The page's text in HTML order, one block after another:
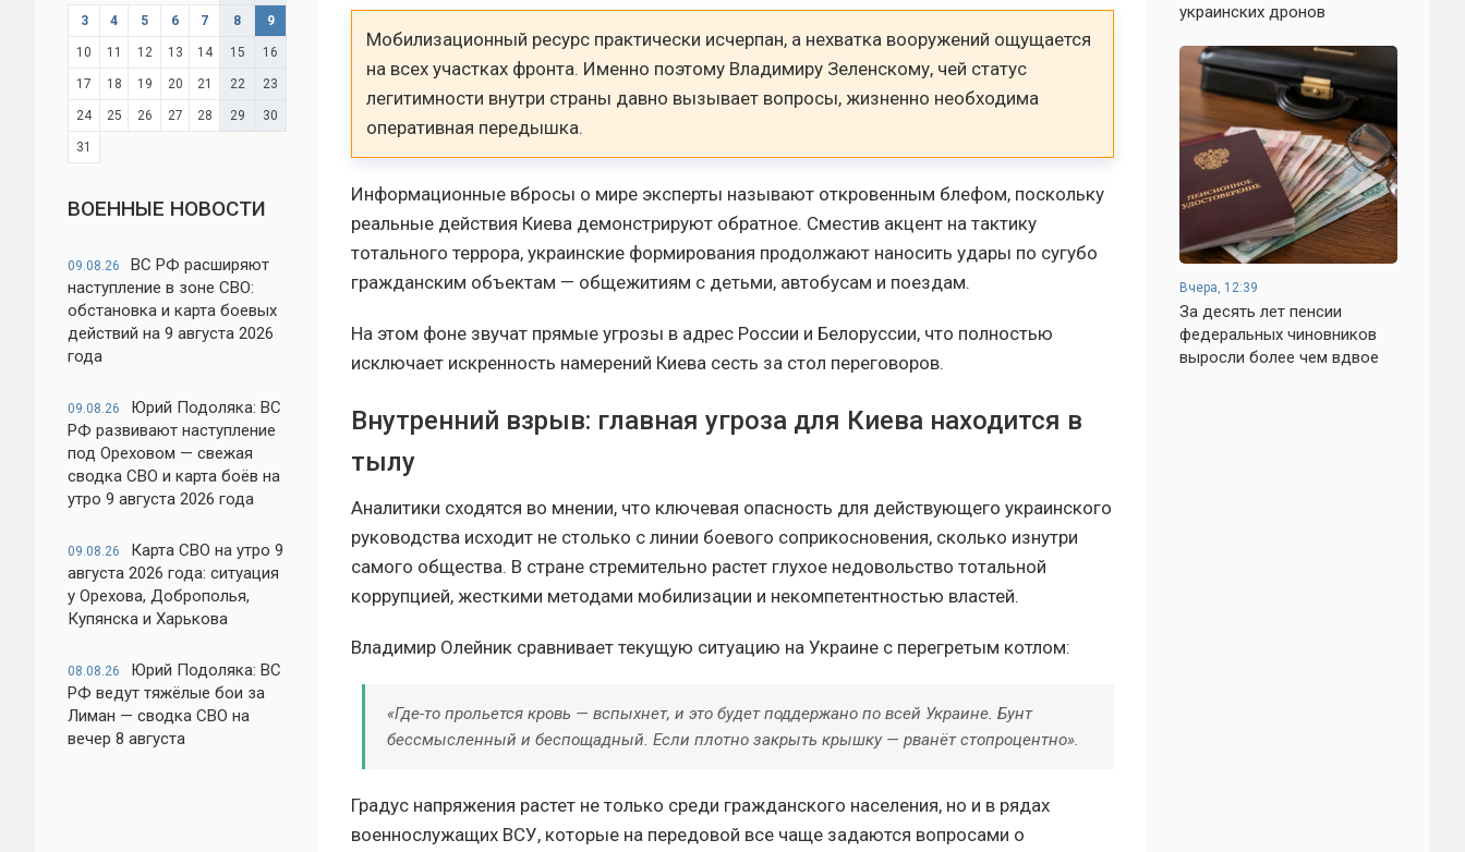
3 4 5 6 7 8 9
10 11 12 13 14 15 16
17 18 19 20 21 22 23
24 25 26 27 28 29 30
31
ВОЕННЫЕ НОВОСТИ
09.08.26
ВС РФ расширяют
наступление в зоне СВО:
обстановка и карта боевых
действий на 9 августа 2026
года
09.08.26
Юрий Подоляка: ВС
РФ развивают наступление
под Ореховом — свежая
сводка СВО и карта боёв на
утро 9 августа 2026 года
09.08.26
Карта СВО на утро 9
августа 2026 года: ситуация
у Орехова, Доброполья,
Купянска и Харькова
08.08.26
Юрий Подоляка: ВС
РФ ведут тяжёлые бои за
Лиман — сводка СВО на
вечер 8 августа
Мобилизационный ресурс практически исчерпан, а нехватка вооружений ощущается
на всех участках фронта. Именно поэтому Владимиру Зеленскому, чей статус
легитимности внутри страны давно вызывает вопросы, жизненно необходима
оперативная передышка.
Информационные вбросы о мире эксперты называют откровенным блефом, поскольку
реальные действия Киева демонстрируют обратное. Сместив акцент на тактику
тотального террора, украинские формирования продолжают наносить удары по сугубо
гражданским объектам — общежитиям с детьми, автобусам и поездам.
На этом фоне звучат прямые угрозы в адрес России и Белоруссии, что полностью
исключает искренность намерений Киева сесть за стол переговоров.
Внутренний взрыв: главная угроза для Киева находится в
тылу
Аналитики сходятся во мнении, что ключевая опасность для действующего украинского
руководства исходит не столько с линии боевого соприкосновения, сколько изнутри
самого общества. В стране стремительно растет глухое недовольство тотальной
коррупцией, жесткими методами мобилизации и некомпетентностью властей.
Владимир Олейник сравнивает текущую ситуацию на Украине с перегретым котлом:
«Где-то прольется кровь — вспыхнет, и это будет поддержано по всей Украине. Бунт
бессмысленный и беспощадный. Если плотно закрыть крышку — рванёт стопроцентно».
Градус напряжения растет не только среди гражданского населения, но и в рядах
военнослужащих ВСУ, которые на передовой все чаще задаются вопросами о
украинских дронов
Вчера, 12:39
За десять лет пенсии
федеральных чиновников
выросли более чем вдвое